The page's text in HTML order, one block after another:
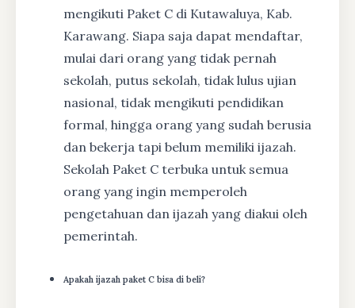
mengikuti Paket C di Kutawaluya, Kab.
Karawang. Siapa saja dapat mendaftar,
mulai dari orang yang tidak pernah
sekolah, putus sekolah, tidak lulus ujian
nasional, tidak mengikuti pendidikan
formal, hingga orang yang sudah berusia
dan bekerja tapi belum memiliki ijazah.
Sekolah Paket C terbuka untuk semua
orang yang ingin memperoleh
pengetahuan dan ijazah yang diakui oleh
pemerintah.
Apakah ijazah paket C bisa di beli?